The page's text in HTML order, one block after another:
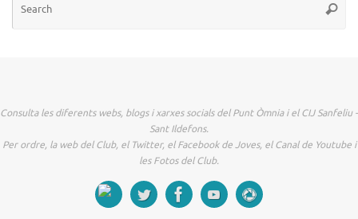
Consulta les diferents webs, blogs i xarxes socials del Punt Òmnia i el CIJ Sanfeliu -
Sant Ildefons.
Per ordre, la web del Club, el Twitter, el Facebook de Joves, el Canal de Youtube i
les Fotos del Club.